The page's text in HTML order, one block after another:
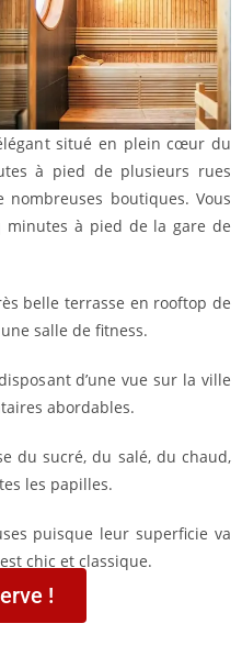
situé en plein cœur du
à pied de plusieurs rues
boutiques. Vous
minutes à pied de la gare de
belle terrasse en rooftop de
salle de fitness.
d’une vue sur la ville
abordables.
du sucré, du salé, du chaud,
les papilles.
puisque leur superficie va
chic et classique.
!